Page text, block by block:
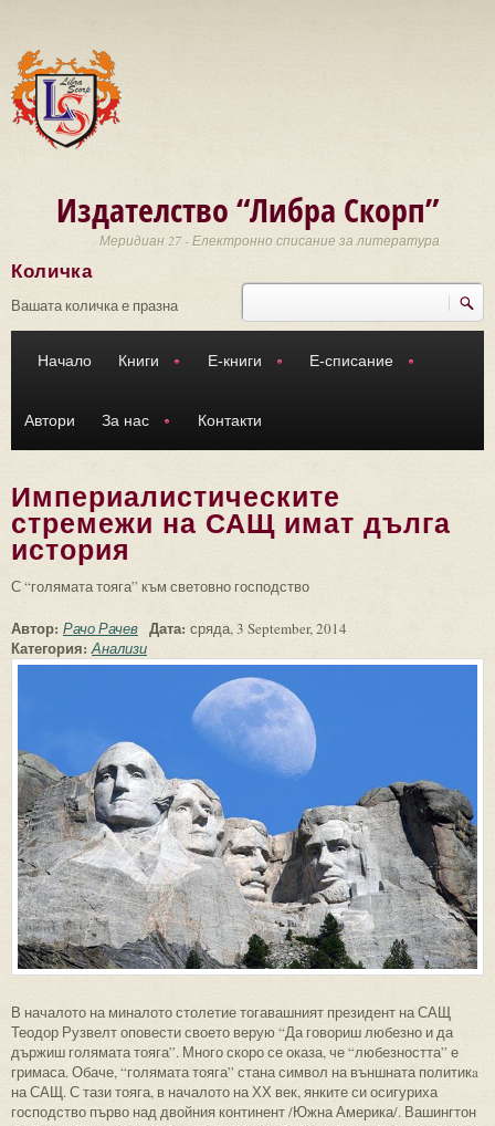
Издателство “Либра Скорп”
Меридиан 27 - Електронно списание за литература
Търси
Количка
Вашата количка е празна
Начало Книги Е-книги Е-списание
Автори За нас Контакти
Империалистическите
стремежи на САЩ имат дълга
история
С “голямата тояга” към световно господство
Автор: Рачо Рачев Дата: сряда, 3 September, 2014
Категория:Анализи
В началото на миналото столетие тогавашният президент на САЩ
Теодор Рузвелт оповести своето верую “Да говориш любезно и да
държиш голямата тояга”. Много скоро се оказа, че “любезността” е
гримаса. Обаче, “голямата тояга” стана символ на външната политикa
на САЩ. С тази тояга, в началото на ХХ век, янките си осигуриха
господство първо над двойния континент /Южна Америка/. Вашингтон